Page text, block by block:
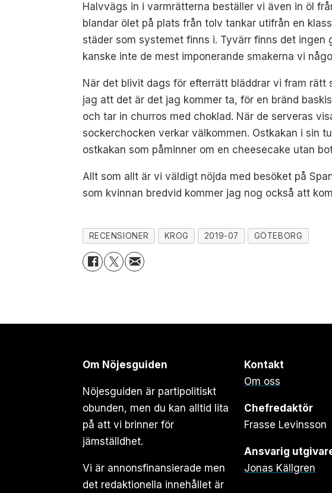
Halvvägs in i varmrätterna beställer vi även in öl
blandar ölet på plats från tolv tankar utifrån en
städer som systemet finns i. Tyvärr finns det
kanske inte de mest imponerande smakerna vi
När det blivit dags för efterrätt bläddrar vi fram rätt
jag att det är det jag kommer ta, för en bränd
och tar in churros med choklad. När de serveras
sockerchocken verkar välkommen. Ostkakan i sin
ostkakan som påminner om en cheesecake utan
Allt som allt är vi väldigt nöjda med besöket på
som kvinnan bredvid kommer jag nog också att
RECENSIONER KROG 2019-07 GÖTEBORG
Om Nöjesguiden
Nöjesguiden är partipolitiskt
obunden, men du kan alltid lita
på att vi brinner för
jämställdhet.
Vi är annonsfinansierade men
det redaktionella innehållet är
Kontakt
Om oss
Chefredaktör
Frasse Levinsson
Ansvarig
Jonas Källgren